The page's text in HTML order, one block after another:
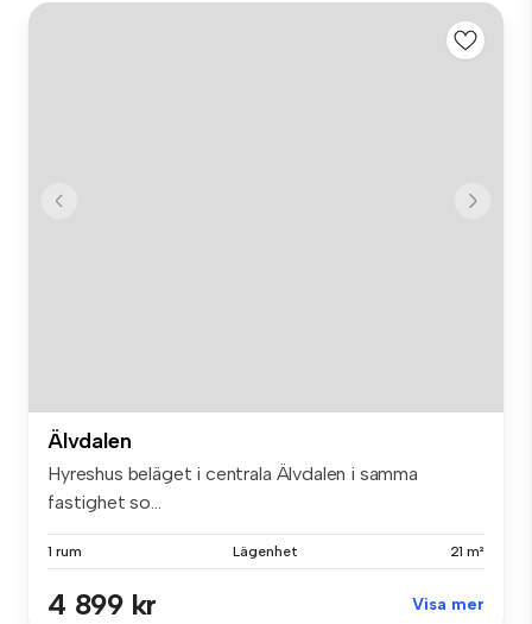
Älvdalen
Hyreshus beläget i centrala Älvdalen i samma
fastighet so...
1 rum Lägenhet 21 m²
4 899 kr Visa mer